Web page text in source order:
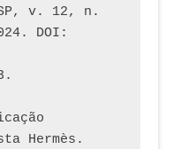
v. 12, n.
DOI:
Hermès.